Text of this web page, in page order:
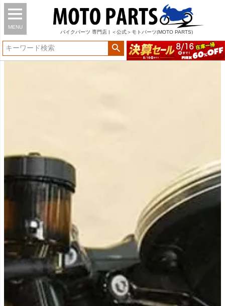
MENU
バイク パーツ 専門店 | ＜公式＞モトパーツ(MOTO PARTS)